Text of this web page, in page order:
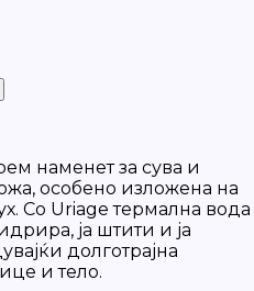
наменет за сува и
особено изложена на
Со Uriage термална вода
ја штити и ја
долготрајна
и тело.